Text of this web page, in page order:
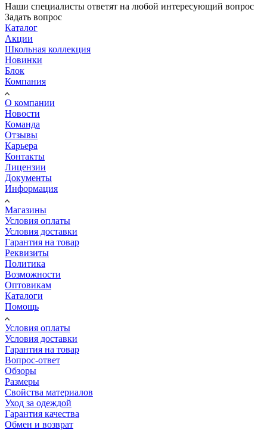
Наши специалисты ответят на любой интересующий вопрос
Задать вопрос
Каталог
Акции
Школьная коллекция
Новинки
Блок
Компания
О компании
Новости
Команда
Отзывы
Карьера
Контакты
Лицензии
Документы
Информация
Магазины
Условия оплаты
Условия доставки
Гарантия на товар
Реквизиты
Политика
Возможности
Оптовикам
Каталоги
Помощь
Условия оплаты
Условия доставки
Гарантия на товар
Вопрос-ответ
Обзоры
Размеры
Свойства материалов
Уход за одеждой
Гарантия качества
Обмен и возврат